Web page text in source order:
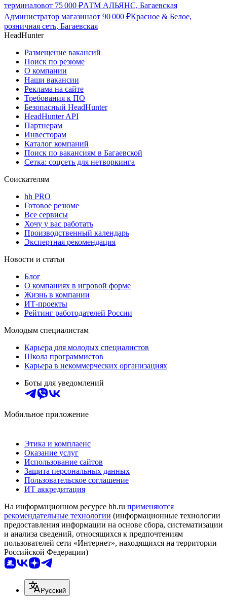
терминаловот 75 000 ₽АТМ АЛЬЯНС, Багаевская
Администратор магазинаот 90 000 ₽Красное & Белое,
розничная сеть, Багаевская
HeadHunter
Размещение вакансий
Поиск по резюме
О компании
Наши вакансии
Реклама на сайте
Требования к ПО
Безопасный HeadHunter
HeadHunter API
Партнерам
Инвесторам
Каталог компаний
Поиск по вакансиям в Багаевской
Сетка: соцсеть для нетворкинга
Соискателям
hh PRO
Готовое резюме
Все сервисы
Хочу у вас работать
Производственный календарь
Экспертная рекомендация
Новости и статьи
Блог
О компаниях в игровой форме
Жизнь в компании
ИТ-проекты
Рейтинг работодателей России
Молодым специалистам
Карьера для молодых специалистов
Школа программистов
Карьера в некоммерческих организациях
Боты для уведомлений
Мобильное приложение
Этика и комплаенс
Оказание услуг
Использование сайтов
Защита персональных данных
Пользовательское соглашение
ИТ аккредитация
На информационном ресурсе hh.ru применяются
рекомендательные технологии (информационные технологии
предоставления информации на основе сбора, систематизации
и анализа сведений, относящихся к предпочтениям
пользователей сети «Интернет», находящихся на территории
Российской Федерации)
Русский